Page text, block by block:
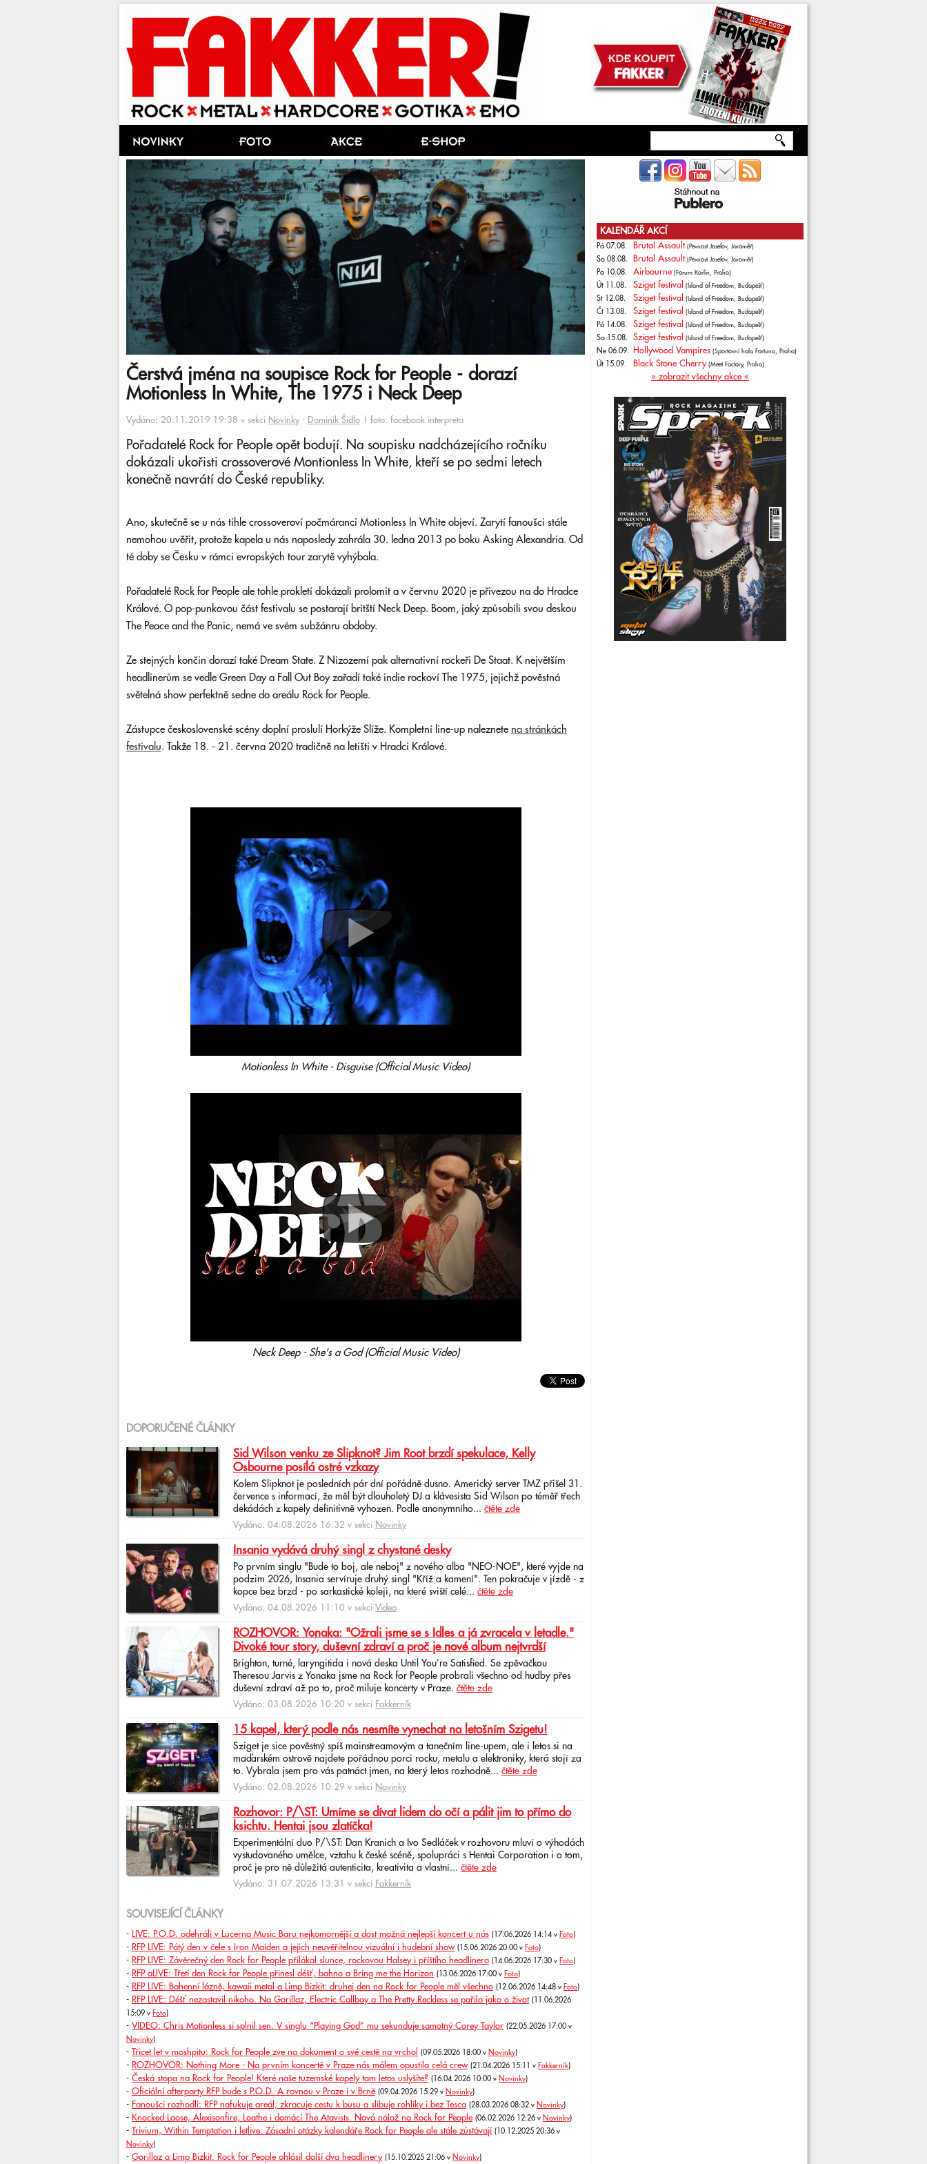
Čerstvá jména na soupisce Rock for People - dorazí
Motionless In White, The 1975 i Neck Deep
Vydáno: 20.11.2019 19:38 v sekci Novinky - Dominik Šidlo | foto: facebook interpreta
Pořadatelé Rock for People opět bodují. Na soupisku nadcházejícího ročníku
dokázali ukořisti crossoverové Montionless In White, kteří se po sedmi letech
konečně navrátí do České republiky.
Ano, skutečně se u nás tihle crossoveroví počmáranci Motionless In White objeví. Zarytí fanoušci stále
nemohou uvěřit, protože kapela u nás naposledy zahrála 30. ledna 2013 po boku Asking Alexandria. Od
té doby se Česku v rámci evropských tour zarytě vyhýbala.
Pořadatelé Rock for People ale tohle prokletí dokázali prolomit a v červnu 2020 je přivezou na do Hradce
Králové. O pop-punkovou část festivalu se postarají britští Neck Deep. Boom, jaký způsobili svou deskou
The Peace and the Panic, nemá ve svém subžánru obdoby.
Ze stejných končin dorazí také Dream State. Z Nizozemí pak alternativní rockeři De Staat. K největším
headlinerům se vedle Green Day a Fall Out Boy zařadí také indie rockoví The 1975, jejichž pověstná
světelná show perfektně sedne do areálu Rock for People.
Zástupce československé scény doplní proslulí Horkýže Slíže. Kompletní line-up naleznete na stránkách
festivalu. Takže 18. - 21. června 2020 tradičně na letišti v Hradci Králové.
Motionless In White - Disguise (Official Music Video)
Neck Deep - She's a God (Official Music Video)
DOPORUČENÉ ČLÁNKY
Sid Wilson venku ze Slipknot? Jim Root brzdí spekulace, Kelly
Osbourne posílá ostré vzkazy
Kolem Slipknot je posledních pár dní pořádně dusno. Americký server TMZ přišel 31.
července s informací, že měl být dlouholetý DJ a klávesista Sid Wilson po téměř třech
dekádách z kapely definitivně vyhozen. Podle anonymního... čtěte zde
Vydáno: 04.08.2026 16:32 v sekci Novinky
Insania vydává druhý singl z chystané desky
Po prvním singlu "Bude to boj, ale neboj" z nového alba "NEO-NOE", které vyjde na
podzim 2026, Insania servíruje druhý singl "Kříž a kamení". Ten pokračuje v jízdě - z
kopce bez brzd - po sarkastické koleji, na které sviští celé... čtěte zde
Vydáno: 04.08.2026 11:10 v sekci Video
ROZHOVOR: Yonaka: "Ožrali jsme se s Idles a já zvracela v letadle."
Divoké tour story, duševní zdraví a proč je nové album nejtvrdší
Brighton, turné, laryngitida i nová deska Until You’re Satisfied. Se zpěvačkou
Theresou Jarvis z Yonaka jsme na Rock for People probrali všechno od hudby přes
duševní zdraví až po to, proč miluje koncerty v Praze. čtěte zde
Vydáno: 03.08.2026 10:20 v sekci Fakkerník
15 kapel, který podle nás nesmíte vynechat na letošním Szigetu!
Sziget je sice pověstný spíš mainstreamovým a tanečním line-upem, ale i letos si na
maďarském ostrově najdete pořádnou porci rocku, metalu a elektroniky, která stojí za
to. Vybrala jsem pro vás patnáct jmen, na který letos rozhodně... čtěte zde
Vydáno: 02.08.2026 10:29 v sekci Novinky
Rozhovor: P/\ST: Umíme se dívat lidem do očí a pálit jim to přímo do
ksichtu. Hentai jsou zlatíčka!
Experimentální duo P/\ST: Dan Kranich a Ivo Sedláček v rozhovoru mluví o výhodách
vystudovaného umělce, vztahu k české scéně, spolupráci s Hentai Corporation i o tom,
proč je pro ně důležitá autenticita, kreativita a vlastní... čtěte zde
Vydáno: 31.07.2026 13:31 v sekci Fakkerník
SOUVISEJÍCÍ ČLÁNKY
- LIVE: P.O.D. odehráli v Lucerna Music Baru nejkomornější a dost možná nejlepší koncert u nás (17.06.2026 14:14 v Foto)
- RFP LIVE: Pátý den v čele s Iron Maiden a jejich neuvěřitelnou vizuální i hudební show (15.06.2026 20:00 v Foto)
- RFP LIVE: Závěrečný den Rock for People přilákal slunce, rockovou Halsey i příštího headlinera (14.06.2026 17:30 v Foto)
- RFP aLIVE: Třetí den Rock for People přinesl déšť, bahno a Bring me the Horizon (13.06.2026 17:00 v Foto)
- RFP LIVE: Bahenní lázně, kawaii metal a Limp Bizkit: druhej den na Rock for People měl všechno (12.06.2026 14:48 v Foto)
- RFP LIVE: Déšť nezastavil nikoho. Na Gorillaz, Electric Callboy a The Pretty Reckless se pařilo jako o život (11.06.2026
15:09 v Foto)
- VIDEO: Chris Motionless si splnil sen. V singlu “Playing God” mu sekunduje samotný Corey Taylor (22.05.2026 17:00 v
Novinky)
- Třicet let v moshpitu: Rock for People zve na dokument o své cestě na vrchol (09.05.2026 18:00 v Novinky)
- ROZHOVOR: Nothing More - Na prvním koncertě v Praze nás málem opustila celá crew (21.04.2026 15:11 v Fakkerník)
- Česká stopa na Rock for People! Které naše tuzemské kapely tam letos uslyšíte? (16.04.2026 10:00 v Novinky)
- Oficiální afterparty RFP bude s P.O.D. A rovnou v Praze i v Brně (09.04.2026 15:29 v Novinky)
- Fanoušci rozhodli: RFP nafukuje areál, zkracuje cestu k busu a slibuje rohlíky i bez Tesca (28.03.2026 08:32 v Novinky)
- Knocked Loose, Alexisonfire, Loathe i domácí The Atavists. Nová nálož na Rock for People (06.02.2026 12:26 v Novinky)
- Trivium, Within Temptation i letlive. Zásadní otázky kalendáře Rock for People ale stále zůstávají (10.12.2025 20:36 v
Novinky)
- Gorillaz a Limp Bizkit. Rock for People ohlásil další dva headlinery (15.10.2025 21:06 v Novinky)
KALENDÁŘ AKCÍ
Pá 07.08. Brutal Assault (Pevnost Josefov, Jaroměř)
So 08.08. Brutal Assault (Pevnost Josefov, Jaroměř)
Po 10.08. Airbourne (Forum Karlín, Praha)
Út 11.08. Sziget festival (Island of Freedom, Budapešť)
St 12.08. Sziget festival (Island of Freedom, Budapešť)
Čt 13.08. Sziget festival (Island of Freedom, Budapešť)
Pá 14.08. Sziget festival (Island of Freedom, Budapešť)
So 15.08. Sziget festival (Island of Freedom, Budapešť)
Ne 06.09. Hollywood Vampires (Sportovní hala Fortuna, Praha)
Út 15.09. Black Stone Cherry (Meet Factory, Praha)
» zobrazit všechny akce «